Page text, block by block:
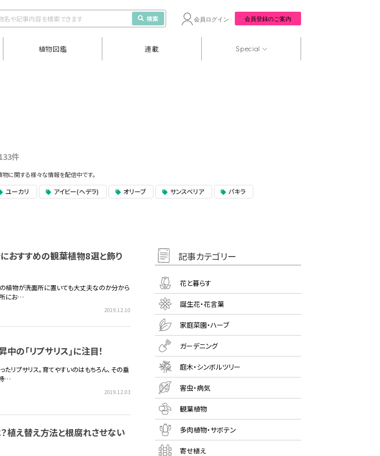
検索 会員ログイン 会員登録のご案内
植物図鑑 連載 Special
件
物に関する様々な情報を配信中です。
ユーカリ アイビー(ヘデラ) オリーブ サンスベリア パキラ
おすすめの観葉植物8選と飾り
植物が洗面所に置いても大丈夫なのか分から
所にお…
2019.12.10
の「リプサリス」に注目！
リプサリス。育てやすいのはもちろん、その垂
…
2019.12.03
植え替え方法と根腐れさせない
記事カテゴリー
花と暮らす
誕生花・花言葉
家庭菜園・ハーブ
ガーデニング
庭木・シンボルツリー
害虫・病気
観葉植物
多肉植物・サボテン
寄せ植え